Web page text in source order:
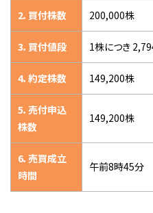
2．買付株数 200,000株
3．買付値段 1株につき
4．約定株数 149,200株
5．売付申込
株数
149,200株
6．売買成立
時間
午前8時45分